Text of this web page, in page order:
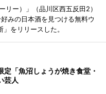
リー）」（品川区西五反田2）
みの日本酒を見つける無料ウ
をリリースした。
「魚沼しょうが焼き食堂・
芸人